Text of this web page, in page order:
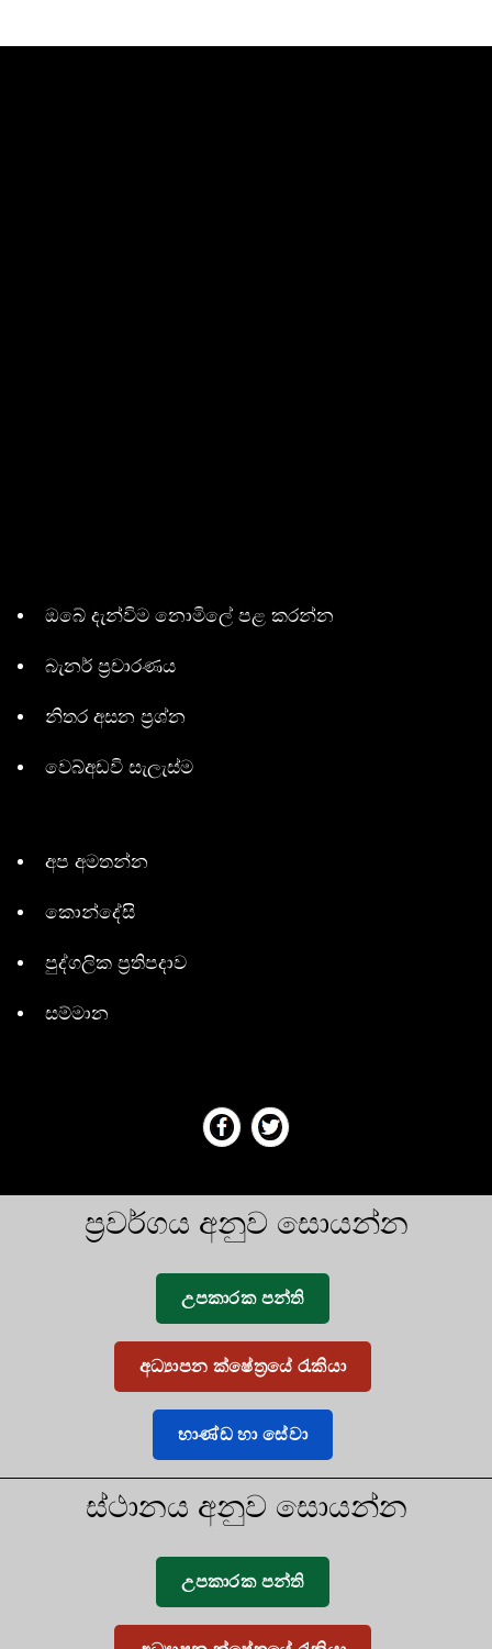
ඔබේ දැන්විම නොමිලේ පළ කරන්න
බැනර් ප්‍රචාරණය
නිතර අසන ප්‍රශ්න
වෙබ්අඩවි සැලැස්ම
අප අමතන්න
කොන්දේසි
පුද්ගලික ප්‍රතිපදාව
සම්මාන
ප්‍රවර්ගය අනුව සොයන්න
උපකාරක පන්ති
අධ්‍යාපන ක්ෂේත්‍රයේ රැකියා
භාණ්ඩ හා සේවා
ස්ථානය අනුව සොයන්න
උපකාරක පන්ති